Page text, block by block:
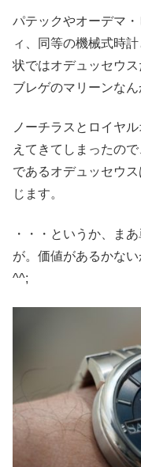
パテックやオーデマ
ィ、同等の機械式時
状ではオデュッセウ
ブレゲのマリーンなん
ノーチラスとロイヤ
えてきてしまったの
であるオデュッセウ
じます。
・・・というか、ま
が。価値があるかな
^^;